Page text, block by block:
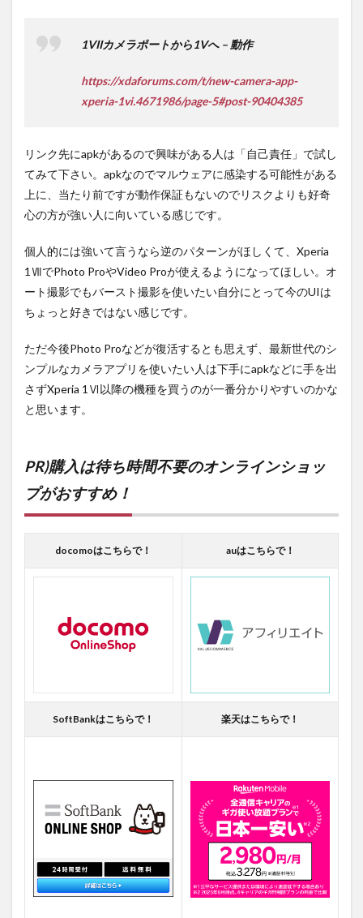
1VIIカメラポートから1Vへ – 動作
https://xdaforums.com/t/new-camera-app-
xperia-1vi.4671986/page-5#post-90404385
リンク先にapkがあるので興味がある人は「自己責任」で試し
てみて下さい。apkなのでマルウェアに感染する可能性がある
上に、当たり前ですが動作保証もないのでリスクよりも好奇
心の方が強い人に向いている感じです。
個人的には強いて言うなら逆のパターンがほしくて、Xperia
1ⅦでPhoto ProやVideo Proが使えるようになってほしい。オ
ート撮影でもバースト撮影を使いたい自分にとって今のUIは
ちょっと好きではない感じです。
ただ今後Photo Proなどが復活するとも思えず、最新世代のシ
ンプルなカメラアプリを使いたい人は下手にapkなどに手を出
さずXperia 1Ⅵ以降の機種を買うのが一番分かりやすいのかな
と思います。
PR)購入は待ち時間不要のオンラインショッ
プがおすすめ！
docomoはこちらで！ auはこちらで！
SoftBankはこちらで！ 楽天はこちらで！